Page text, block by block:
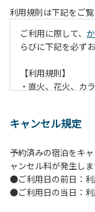
利用規則は下記をご覧
ご利用に際して、
らびに下記を必ず
【利用規則】
・直火、花火、カ
て芝生が焼けない
炭火、薪の燃え残
棄してください。
・ペットをお連れ
さい。他のお客様
キャンセル規定
予約済みの宿泊をキ
ャンセル料が発生しま
●ご利用日の前日：
●ご利用日の当日：